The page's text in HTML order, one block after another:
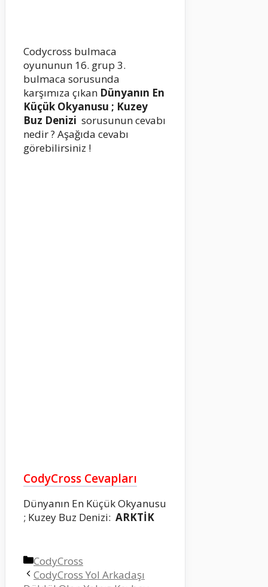
Codycross bulmaca
oyununun 16. grup 3.
bulmaca sorusunda
karşımıza çıkan Dünyanın En
Küçük Okyanusu ; Kuzey
Buz Denizi sorusunun cevabı
nedir ? Aşağıda cevabı
görebilirsiniz !
CodyCross Cevapları
Dünyanın En Küçük Okyanusu
; Kuzey Buz Denizi: ARKTİK
Kategoriler
CodyCross
CodyCross Yol Arkadaşı